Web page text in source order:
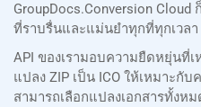
GroupDocs.Conversion
ที่ราบรื่นและแม่นยำทุกที่ทุกเวลา
API ของเรามอบความยืดหยุ่นที่
แปลง ZIP เป็น ICO ให้เหมาะกั
สามารถเลือกแปลงเอกสารทั้งห